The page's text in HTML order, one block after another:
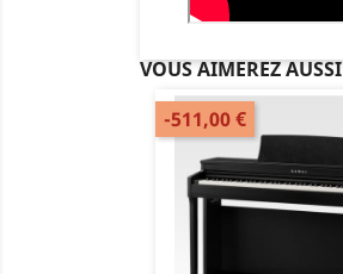
VOUS AIMEREZ AUSSI
-511,00 €